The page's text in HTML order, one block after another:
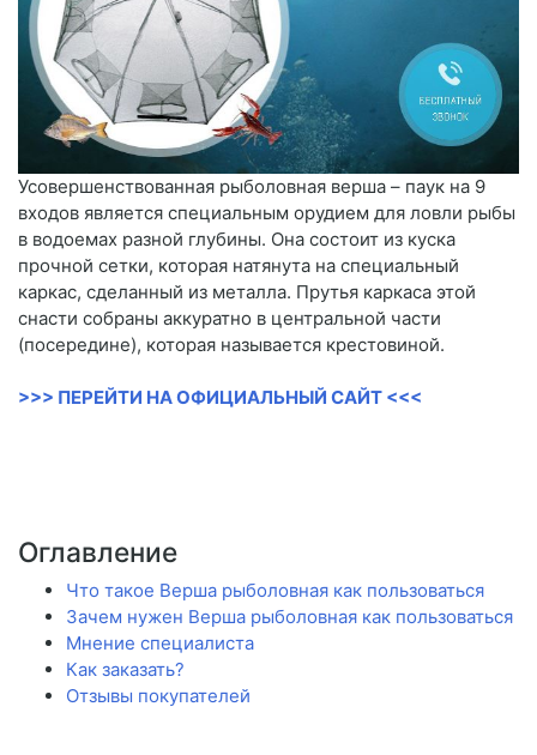
Усовершенствованная рыболовная верша – паук на 9
входов является специальным орудием для ловли рыбы
в водоемах разной глубины. Она состоит из куска
прочной сетки, которая натянута на специальный
каркас, сделанный из металла. Прутья каркаса этой
снасти собраны аккуратно в центральной части
(посередине), которая называется крестовиной.
>>> ПЕРЕЙТИ НА ОФИЦИАЛЬНЫЙ САЙТ <<<
Оглавление
Что такое Верша рыболовная как пользоваться
Зачем нужен Верша рыболовная как пользоваться
Мнение специалиста
Как заказать?
Отзывы покупателей